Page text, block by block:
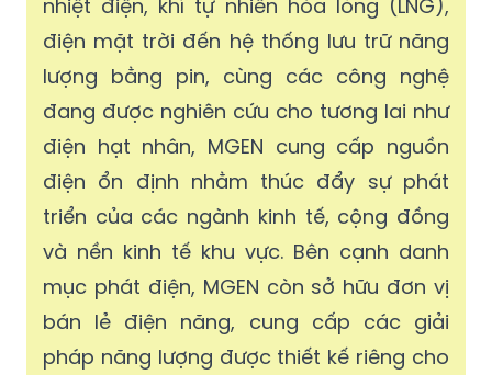
nhiệt điện, khí tự nhiên hóa lỏng (LNG),
điện mặt trời đến hệ thống lưu trữ năng
lượng bằng pin, cùng các công nghệ
đang được nghiên cứu cho tương lai như
điện hạt nhân, MGEN cung cấp nguồn
điện ổn định nhằm thúc đẩy sự phát
triển của các ngành kinh tế, cộng đồng
và nền kinh tế khu vực. Bên cạnh danh
mục phát điện, MGEN còn sở hữu đơn vị
bán lẻ điện năng, cung cấp các giải
pháp năng lượng được thiết kế riêng cho